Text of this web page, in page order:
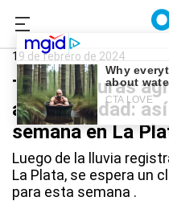
0221.com.ar
19 de febrero de 2024
Temperaturas
alta humedad:
semana en La
Luego de la lluvia
La Plata, se espera un
para esta semana .